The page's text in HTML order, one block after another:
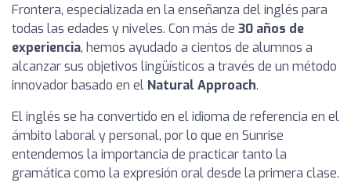
Frontera, especializada en la enseñanza del inglés para
todas las edades y niveles. Con más de 30 años de
experiencia, hemos ayudado a cientos de alumnos a
alcanzar sus objetivos lingüísticos a través de un método
innovador basado en el Natural Approach.
El inglés se ha convertido en el idioma de referencia en el
ámbito laboral y personal, por lo que en Sunrise
entendemos la importancia de practicar tanto la
gramática como la expresión oral desde la primera clase.